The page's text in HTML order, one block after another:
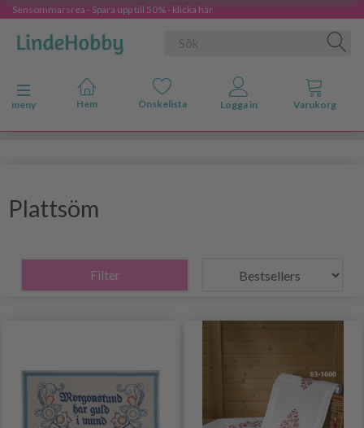
Sensommarsrea - Spara upp till 50% - klicka här
Ändra navigering
meny
Plattsöm
Filter